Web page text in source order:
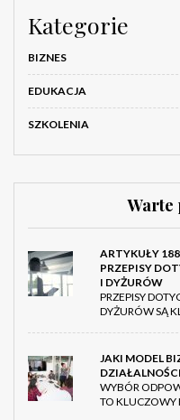
Kategorie
BIZNES
EDUKACJA
SZKOLENIA
Warte
ARTYKUŁY
PRZEPISY
I DYŻURÓW
PRZEPISY
DYŻURÓW SĄ
JAKI MODEL
WYBÓR
TO KLUCZOWY